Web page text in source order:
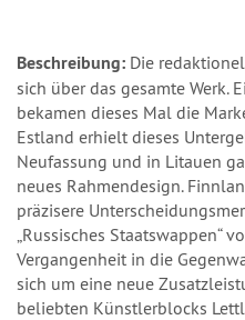
Beschreibung: Die
sich über das gesamte Werk.
bekamen dieses Mal die
Estland erhielt dieses
Neufassung und in Litauen
neues Rahmendesign.
präzisere
„Russisches Staatswappen“
Vergangenheit in die
sich um eine neue
beliebten Künstlerblocks